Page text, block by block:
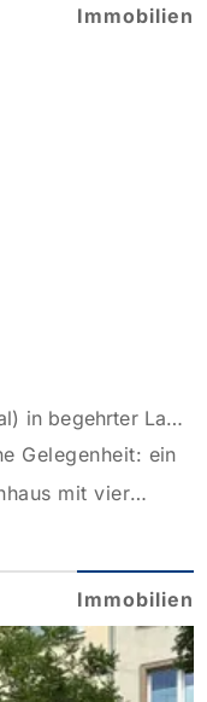
Immobilien
Einzigartige Immobilie (Baudenkmal) in begehrter Lage von Düsseldorf Oberkassel
Gelegenheit: ein
mit vier
sich seit
in einem
präsentiert. Die
Immobilien